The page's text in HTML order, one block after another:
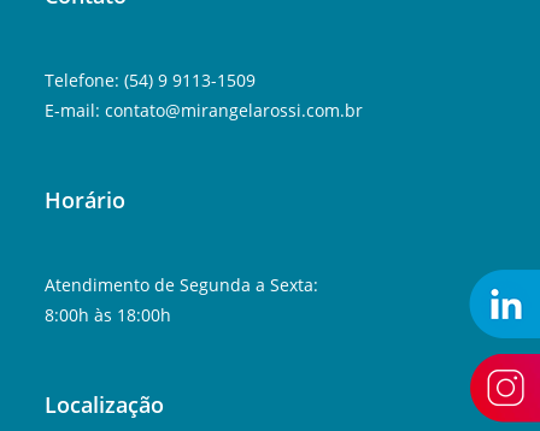
Telefone: (54) 9 9113-1509
E-mail:contato@mirangelarossi.com.br
Horário
Atendimento de Segunda a Sexta:
8:00h às 18:00h
Localização